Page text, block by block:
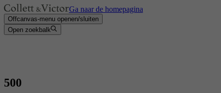
Ga naar de homepagina
Offcanvas-menu openen/sluiten
Open zoekbalk
500